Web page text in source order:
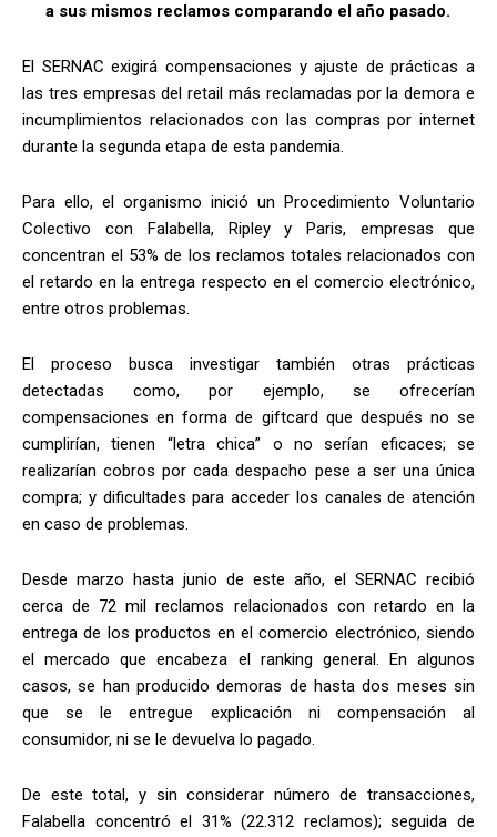
a sus mismos reclamos comparando el año pasado.
El SERNAC exigirá compensaciones y ajuste de prácticas a
las tres empresas del retail más reclamadas por la demora e
incumplimientos relacionados con las compras por internet
durante la segunda etapa de esta pandemia.
Para ello, el organismo inició un Procedimiento Voluntario
Colectivo con Falabella, Ripley y Paris, empresas que
concentran el 53% de los reclamos totales relacionados con
el retardo en la entrega respecto en el comercio electrónico,
entre otros problemas.
El proceso busca investigar también otras prácticas
detectadas como, por ejemplo, se ofrecerían
compensaciones en forma de giftcard que después no se
cumplirían, tienen “letra chica” o no serían eficaces; se
realizarían cobros por cada despacho pese a ser una única
compra; y dificultades para acceder los canales de atención
en caso de problemas.
Desde marzo hasta junio de este año, el SERNAC recibió
cerca de 72 mil reclamos relacionados con retardo en la
entrega de los productos en el comercio electrónico, siendo
el mercado que encabeza el ranking general. En algunos
casos, se han producido demoras de hasta dos meses sin
que se le entregue explicación ni compensación al
consumidor, ni se le devuelva lo pagado.
De este total, y sin considerar número de transacciones,
Falabella concentró el 31% (22.312 reclamos); seguida de